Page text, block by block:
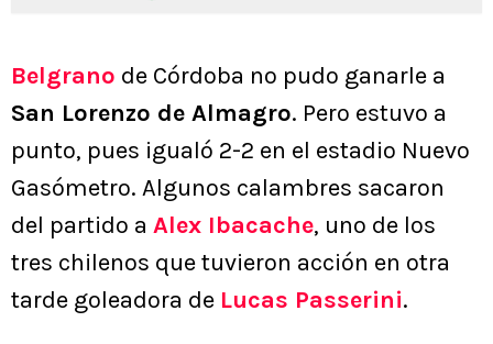
Belgrano de Córdoba no pudo ganarle a
San Lorenzo de Almagro. Pero estuvo a
punto, pues igualó 2-2 en el estadio Nuevo
Gasómetro. Algunos calambres sacaron
del partido a Alex Ibacache, uno de los
tres chilenos que tuvieron acción en otra
tarde goleadora de Lucas Passerini.